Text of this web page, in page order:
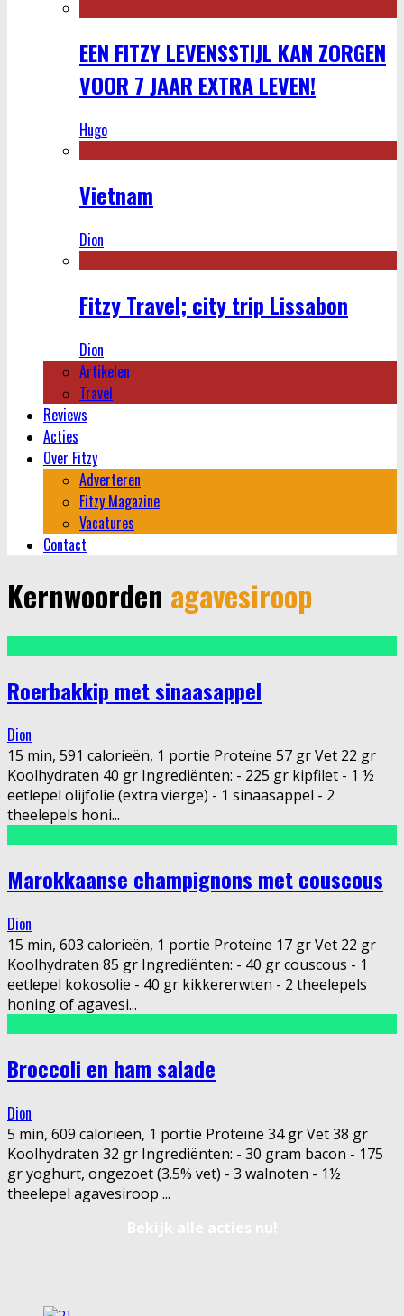
EEN FITZY LEVENSSTIJL KAN ZORGEN
VOOR 7 JAAR EXTRA LEVEN!
Hugo
Vietnam
Dion
Fitzy Travel; city trip Lissabon
Dion
Artikelen
Travel
Reviews
Acties
Over Fitzy
Adverteren
Fitzy Magazine
Vacatures
Contact
Kernwoorden agavesiroop
Roerbakkip met sinaasappel
Dion
15 min, 591 calorieën, 1 portie Proteïne 57 gr Vet 22 gr
Koolhydraten 40 gr Ingrediënten: - 225 gr kipfilet - 1 ½
eetlepel olijfolie (extra vierge) - 1 sinaasappel - 2
theelepels honi...
Marokkaanse champignons met couscous
Dion
15 min, 603 calorieën, 1 portie Proteïne 17 gr Vet 22 gr
Koolhydraten 85 gr Ingrediënten: - 40 gr couscous - 1
eetlepel kokosolie - 40 gr kikkererwten - 2 theelepels
honing of agavesi...
Broccoli en ham salade
Dion
5 min, 609 calorieën, 1 portie Proteïne 34 gr Vet 38 gr
Koolhydraten 32 gr Ingrediënten: - 30 gram bacon - 175
gr yoghurt, ongezoet (3.5% vet) - 3 walnoten - 1½
theelepel agavesiroop ...